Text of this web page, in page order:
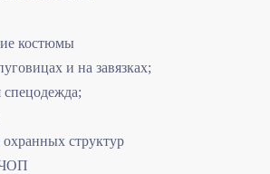
костюмы
и на завязках;
структур